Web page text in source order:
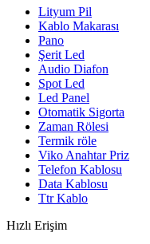
Lityum Pil
Kablo Makarası
Pano
Şerit Led
Audio Diafon
Spot Led
Led Panel
Otomatik Sigorta
Zaman Rölesi
Termik röle
Viko Anahtar Priz
Telefon Kablosu
Data Kablosu
Ttr Kablo
Hızlı Erişim